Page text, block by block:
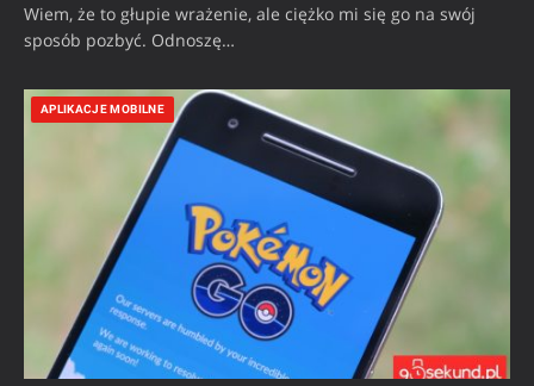
Wiem, że to głupie wrażenie, ale ciężko mi się go na swój
sposób pozbyć. Odnoszę…
APLIKACJE MOBILNE